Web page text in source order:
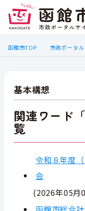
函館市TOP 市政ポータ
基本構想
関連ワード
覧
令和８年度
会
(2026年05月